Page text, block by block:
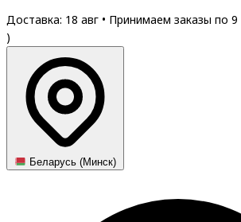
Доставка: 18 авг • Принимаем заказы по 9
)
Беларусь (Минск)